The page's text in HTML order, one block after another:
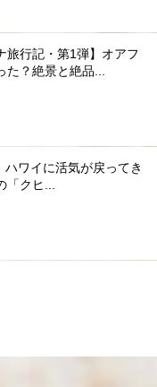
旅行記・第1弾】オアフ
？絶景と絶品...
ハワイに活気が戻ってき
クヒ...